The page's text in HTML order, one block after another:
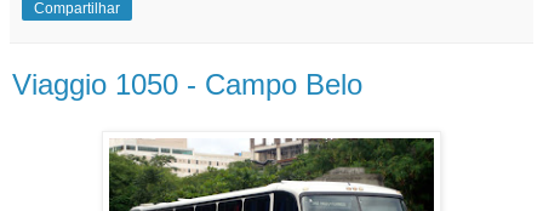
Compartilhar
Viaggio 1050 - Campo Belo